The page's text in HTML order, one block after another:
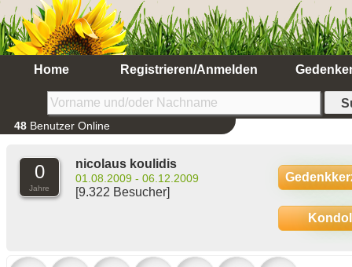
Home Registrieren/Anmelden
48 Benutzer Online
0
Jahre
nicolaus koulidis
01.08.2009 - 06.12.2009
[9.322 Besucher]